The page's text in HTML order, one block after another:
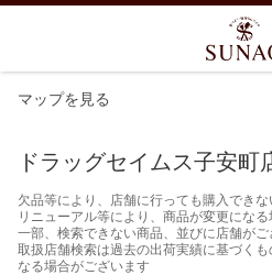
マップを見る
ドラッグセイムス子安町
欠品等により、店舗に行っても購入でき
リニューアル等により、商品が変更にな
一部、検索できない商品、並びに店舗がご
取扱店舗検索は過去の出荷実績に基づく
なる場合がございます